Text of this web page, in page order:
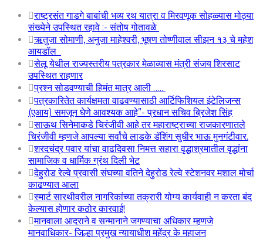
राष्ट्रसंत गाडगे बाबांची भव्य रथ यात्रा व मिरवणूक सोहळ्यास मोठ्या
संख्येने उपस्थित रहावे :- संतोष गोतावळे
ऋतुजा सोमाणी, अनुजा माहेश्वरी, भूषण तोष्णीवाल सीझन १३ चे महेश
आयडॉल
सेलू येथील राज्यस्तरीय पत्रकार मेळाव्यास मंत्री संजय शिरसाट
उपस्थित राहणार
प्रश्न सोडवण्याची हिमंत मात्र आली …..
पत्रकारितेत कार्यक्षमता वाढवण्यासाठी आर्टिफिशियल इंटेलिजन्स
(एआय) समजून घेणे आवश्यक आहे”- प्रधान सचिव ब्रिजेश सिंह
साऊथ सिनेमाकडे चिरंजीवी आहे तर महाराष्ट्राच्या राजकारणातले
चिरंजीवी म्हणजे आपल्या सर्वांचे लाडके डॅशिंग सुधीर भाऊ मुनगंटीवार.
शरदचंद्र पवार यांचा वाढदिवसा निमत्त सहारा वृद्धाश्रमातील वृद्धांना
सामाजिक व धार्मिक ग्रंथ दिली भेट
देहुरोड रेल्वे प्रवासी संघच्या वतिने देहुरोड रेल्वे स्टेशनवर मशाल मोर्चा
काढण्यात आला
स्मार्ट सारथीवरील नागरिकांच्या तक्रारी योग्य कार्यवाही न करता बंद
केल्यास होणार कठोर कारवाई!
मानवाला आदराने व सन्मानाने जगण्याचा अधिकार म्हणजे
मानवाधिकार- जिल्हा प्रमुख न्यायाधीश महेंद्र के महाजन